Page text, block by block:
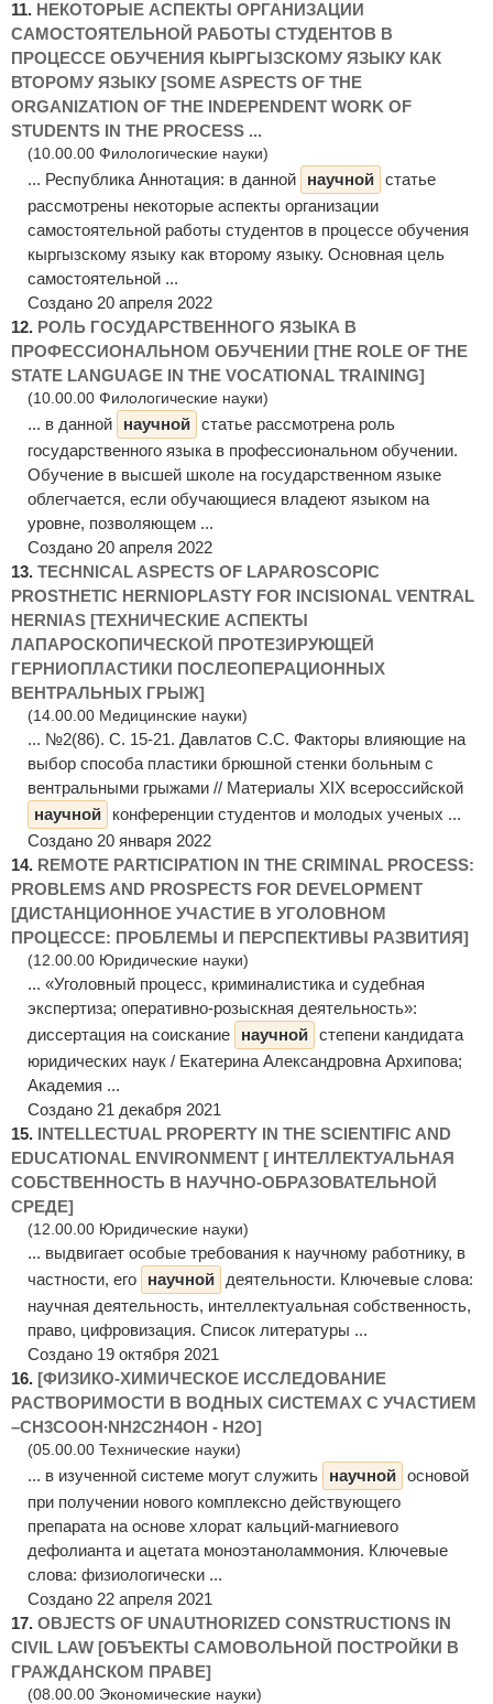
11. НЕКОТОРЫЕ АСПЕКТЫ ОРГАНИЗАЦИИ
САМОСТОЯТЕЛЬНОЙ РАБОТЫ СТУДЕНТОВ В
ПРОЦЕССЕ ОБУЧЕНИЯ КЫРГЫЗСКОМУ ЯЗЫКУ КАК
ВТОРОМУ ЯЗЫКУ [SOME ASPECTS OF THE
ORGANIZATION OF THE INDEPENDENT WORK OF
STUDENTS IN THE PROCESS ...
(10.00.00 Филологические науки)
... Республика Аннотация: в данной научной статье
рассмотрены некоторые аспекты организации
самостоятельной работы студентов в процессе обучения
кыргызскому языку как второму языку. Основная цель
самостоятельной ...
Создано 20 апреля 2022
12. РОЛЬ ГОСУДАРСТВЕННОГО ЯЗЫКА В
ПРОФЕССИОНАЛЬНОМ ОБУЧЕНИИ [THE ROLE OF THE
STATE LANGUAGE IN THE VOCATIONAL TRAINING]
(10.00.00 Филологические науки)
... в данной научной статье рассмотрена роль
государственного языка в профессиональном обучении.
Обучение в высшей школе на государственном языке
облегчается, если обучающиеся владеют языком на
уровне, позволяющем ...
Создано 20 апреля 2022
13. TECHNICAL ASPECTS OF LAPAROSCOPIC
PROSTHETIC HERNIOPLASTY FOR INCISIONAL VENTRAL
HERNIAS [ТЕХНИЧЕСКИЕ АСПЕКТЫ
ЛАПАРОСКОПИЧЕСКОЙ ПРОТЕЗИРУЮЩЕЙ
ГЕРНИОПЛАСТИКИ ПОСЛЕОПЕРАЦИОННЫХ
ВЕНТРАЛЬНЫХ ГРЫЖ]
(14.00.00 Медицинские науки)
... №2(86). C. 15-21. Давлатов С.С. Факторы влияющие на
выбор способа пластики брюшной стенки больным с
вентральными грыжами // Материалы XIX всероссийской
научной
конференции студентов и молодых ученых ...
Создано 20 января 2022
14. REMOTE PARTICIPATION IN THE CRIMINAL PROCESS:
PROBLEMS AND PROSPECTS FOR DEVELOPMENT
[ДИСТАНЦИОННОЕ УЧАСТИЕ В УГОЛОВНОМ
ПРОЦЕССЕ: ПРОБЛЕМЫ И ПЕРСПЕКТИВЫ РАЗВИТИЯ]
(12.00.00 Юридические науки)
... «Уголовный процесс, криминалистика и судебная
экспертиза; оперативно-розыскная деятельность»:
диссертация на соискание
научной степени кандидата
юридических наук / Екатерина Александровна Архипова;
Академия ...
Создано 21 декабря 2021
15. INTELLECTUAL PROPERTY IN THE SCIENTIFIC AND
EDUCATIONAL ENVIRONMENT [ ИНТЕЛЛЕКТУАЛЬНАЯ
СОБСТВЕННОСТЬ В НАУЧНО-ОБРАЗОВАТЕЛЬНОЙ
СРЕДЕ]
(12.00.00 Юридические науки)
... выдвигает особые требования к научному работнику, в
частности, его
научной
деятельности. Ключевые слова:
научная деятельность, интеллектуальная собственность,
право, цифровизация. Список литературы ...
Создано 19 октября 2021
16. [ФИЗИКО-ХИМИЧЕСКОЕ ИССЛЕДОВАНИЕ
РАСТВОРИМОСТИ В ВОДНЫХ СИСТЕМАХ С УЧАСТИЕМ
–CH3COOH∙NH2C2H4OH - H2O]
(05.00.00 Технические науки)
... в изученной системе могут служить научной основой
при получении нового комплексно действующего
препарата на основе хлорат кальций-магниевого
дефолианта и ацетата моноэтаноламмония. Ключевые
слова: физиологически ...
Создано 22 апреля 2021
17. OBJECTS OF UNAUTHORIZED CONSTRUCTIONS IN
CIVIL LAW [ОБЪЕКТЫ САМОВОЛЬНОЙ ПОСТРОЙКИ В
ГРАЖДАНСКОМ ПРАВЕ]
(08.00.00 Экономические науки)